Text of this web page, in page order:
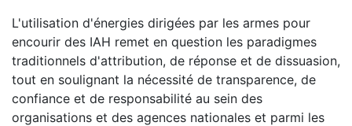
L'utilisation d'énergies dirigées par les armes pour
encourir des IAH remet en question les paradigmes
traditionnels d'attribution, de réponse et de dissuasion,
tout en soulignant la nécessité de transparence, de
confiance et de responsabilité au sein des
organisations et des agences nationales et parmi les